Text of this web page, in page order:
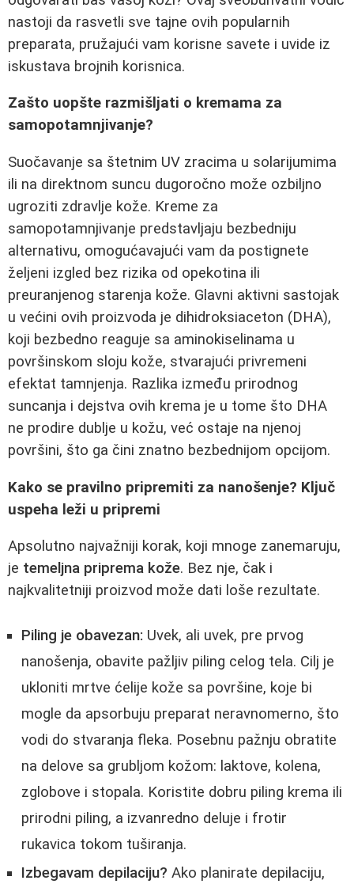
nastoji da rasvetli sve tajne ovih popularnih
preparata, pružajući vam korisne savete i uvide iz
iskustava brojnih korisnica.
Zašto uopšte razmišljati o kremama za
samopotamnjivanje?
Suočavanje sa štetnim UV zracima u solarijumima
ili na direktnom suncu dugoročno može ozbiljno
ugroziti zdravlje kože. Kreme za
samopotamnjivanje predstavljaju bezbedniju
alternativu, omogućavajući vam da postignete
željeni izgled bez rizika od opekotina ili
preuranjenog starenja kože. Glavni aktivni sastojak
u većini ovih proizvoda je dihidroksiaceton (DHA),
koji bezbedno reaguje sa aminokiselinama u
površinskom sloju kože, stvarajući privremeni
efektat tamnjenja. Razlika između prirodnog
suncanja i dejstva ovih krema je u tome što DHA
ne prodire dublje u kožu, već ostaje na njenoj
površini, što ga čini znatno bezbednijom opcijom.
Kako se pravilno pripremiti za nanošenje? Ključ
uspeha leži u pripremi
Apsolutno najvažniji korak, koji mnoge zanemaruju,
je temeljna priprema kože. Bez nje, čak i
najkvalitetniji proizvod može dati loše rezultate.
Piling je obavezan: Uvek, ali uvek, pre prvog
nanošenja, obavite pažljiv piling celog tela. Cilj je
ukloniti mrtve ćelije kože sa površine, koje bi
mogle da apsorbuju preparat neravnomerno, što
vodi do stvaranja fleka. Posebnu pažnju obratite
na delove sa grubljom kožom: laktove, kolena,
zglobove i stopala. Koristite dobru piling krema ili
prirodni piling, a izvanredno deluje i frotir
rukavica tokom tuširanja.
Izbegavam depilaciju? Ako planirate depilaciju,